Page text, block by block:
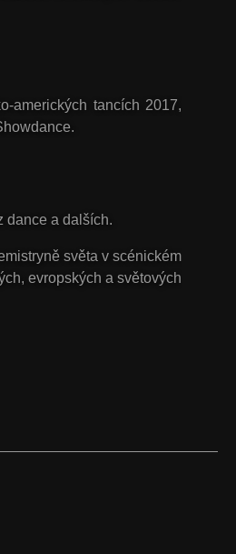
amerických tancích 2017,
dance a dalších.
světa v scénickém
evropských a světových